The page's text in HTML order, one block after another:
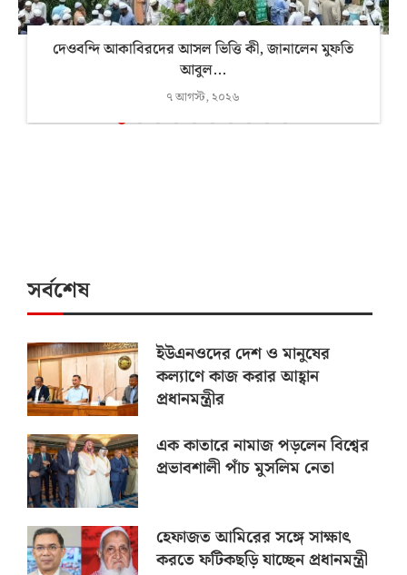
দেওবন্দি আকাবিরদের আসল ভিত্তি কী, জানালেন মুফতি
আবুল...
৭ আগস্ট, ২০২৬
সর্বশেষ
ইউএনওদের দেশ ও মানুষের
কল্যাণে কাজ করার আহ্বান
প্রধানমন্ত্রীর
এক কাতারে নামাজ পড়লেন বিশ্বের
প্রভাবশালী পাঁচ মুসলিম নেতা
হেফাজত আমিরের সঙ্গে সাক্ষাৎ
করতে ফটিকছড়ি যাচ্ছেন প্রধানমন্ত্রী